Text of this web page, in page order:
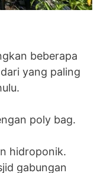
beberapa
yang paling
poly bag.
hidroponik.
gabungan